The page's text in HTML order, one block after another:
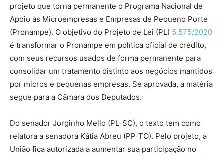
projeto que torna permanente o Programa Nacional de
Apoio às Microempresas e Empresas de Pequeno Porte
(Pronampe). O objetivo do Projeto de Lei (PL) 5.575/2020
é transformar o Pronampe em política oficial de crédito,
com seus recursos usados de forma permanente para
consolidar um tratamento distinto aos negócios mantidos
por micros e pequenas empresas. Se aprovada, a matéria
segue para a Câmara dos Deputados.
Do senador Jorginho Mello (PL-SC), o texto tem como
relatora a senadora Kátia Abreu (PP-TO). Pelo projeto, a
União fica autorizada a aumentar sua participação no